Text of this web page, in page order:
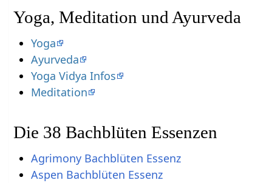
Yoga, Meditation und Ayurveda
Yoga
Ayurveda
Yoga Vidya Infos
Meditation
Die 38 Bachblüten Essenzen
Agrimony Bachblüten Essenz
Aspen Bachblüten Essenz